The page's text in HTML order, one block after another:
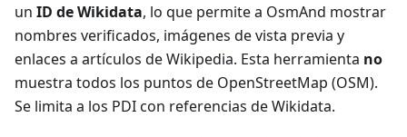
un ID de Wikidata, lo que permite a OsmAnd mostrar
nombres verificados, imágenes de vista previa y
enlaces a artículos de Wikipedia. Esta herramienta no
muestra todos los puntos de OpenStreetMap (OSM).
Se limita a los PDI con referencias de Wikidata.